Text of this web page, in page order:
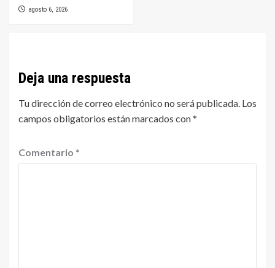
agosto 6, 2026
Deja una respuesta
Tu dirección de correo electrónico no será publicada. Los
campos obligatorios están marcados con*
Comentario *